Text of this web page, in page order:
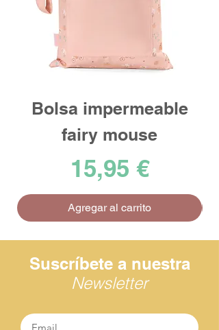
Bolsa impermeable
fairy mouse
Precio
15,95 €
Agregar al carrito
Suscríbete a nuestra
Newsletter